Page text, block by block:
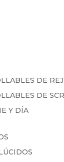
DE
DE
Y DÍA